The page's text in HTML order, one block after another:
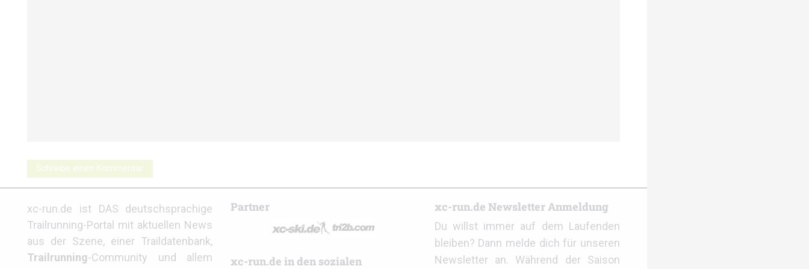
Schreibe einen Kommentar
xc-run.de ist DAS deutschsprachige
Trailrunning-Portal mit aktuellen News
aus der Szene, einer Traildatenbank,
Trailrunning-Community und allem
Partner
xc-run.de in den sozialen
xc-run.de Newsletter Anmeldung
Du willst immer auf dem Laufenden
bleiben? Dann melde dich für unseren
Newsletter an. Während der Saison